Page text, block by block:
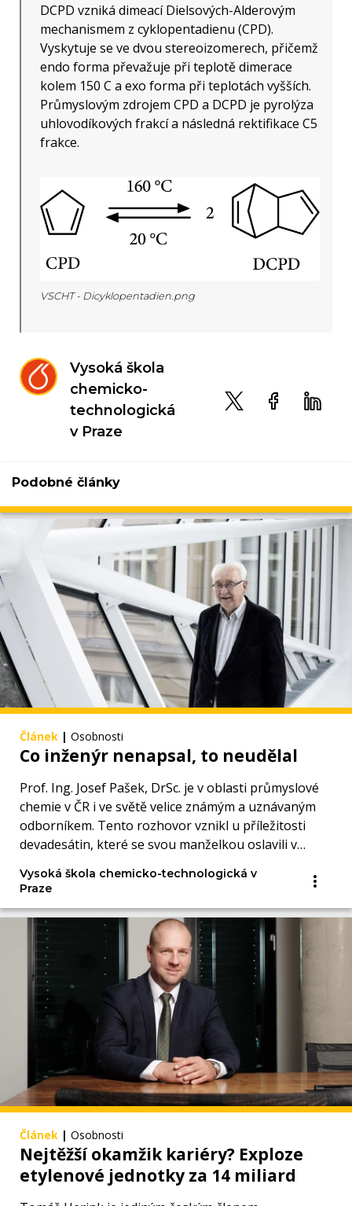
DCPD vzniká dimeací Dielsových-Alderovým
mechanismem z cyklopentadienu (CPD).
Vyskytuje se ve dvou stereoizomerech, přičemž
endo forma převažuje při teplotě dimerace
kolem 150 C a exo forma při teplotách vyšších.
Průmyslovým zdrojem CPD a DCPD je pyrolýza
uhlovodíkových frakcí a následná rektifikace C5
frakce.
VSCHT - Dicyklopentadien.png
Vysoká škola
chemicko-
technologická
v Praze
Podobné články
Článek | Osobnosti
Co inženýr nenapsal, to neudělal
Prof. Ing. Josef Pašek, DrSc. je v oblasti průmyslové
chemie v ČR i ve světě velice známým a uznávaným
odborníkem. Tento rozhovor vznikl u příležitosti
devadesátin, které se svou manželkou oslavili v
Vysoká škola chemicko-technologická v
Praze
Článek | Osobnosti
Nejtěžší okamžik kariéry? Exploze
etylenové jednotky za 14 miliard